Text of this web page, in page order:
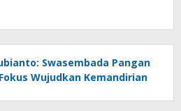
Swasembada Pangan
Wujudkan Kemandirian